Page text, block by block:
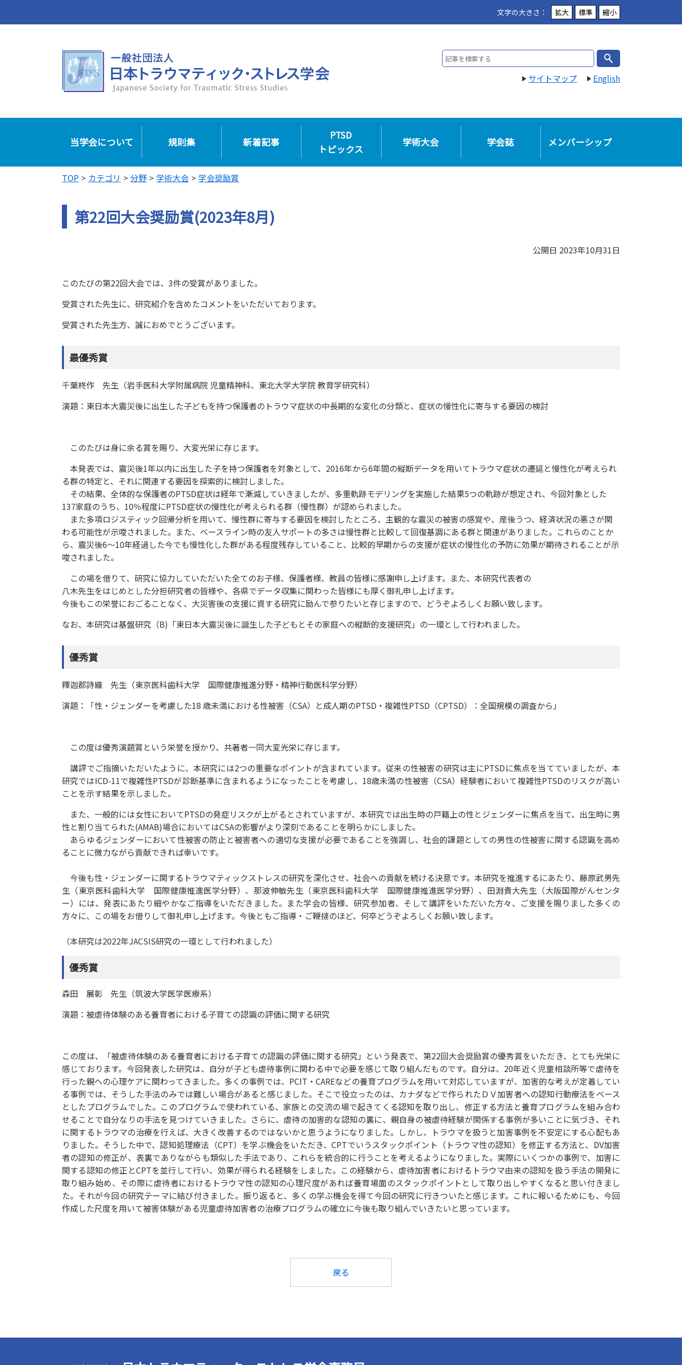
本文へ
文字の大きさ 拡大 標準 縮小
サイトマップ English
当学会について 規則集 新着記事
PTSD
トピックス
学術大会 学会誌 メンバーシップ
TOP カテゴリ 分野 学術大会 学会奨励賞
第22回大会奨励賞(2023年8月)
公開日 2023年10月31日
このたびの第22回大会では、3件の受賞がありました。
受賞された先生に、研究紹介を含めたコメントをいただいております。
受賞された先生方、誠におめでとうございます。
最優秀賞
千葉柊作 先生（岩手医科大学附属病院 児童精神科、東北大学大学院 教育学研究科）
演題：東日本大震災後に出生した子どもを持つ保護者のトラウマ症状の中長期的な変化の分類と、症状の慢性化に寄与する要因の検討
このたびは身に余る賞を賜り、大変光栄に存じます。
本発表では、震災後1年以内に出生した子を持つ保護者を対象として、2016年から6年間の縦断データを用いてトラウマ症状の遷延と慢性化が考えられ
る群の特定と、それに関連する要因を探索的に検討しました。
その結果、全体的な保護者のPTSD症状は経年で漸減していきましたが、多重軌跡モデリングを実施した結果5つの軌跡が想定され、今回対象とした
137家庭のうち、10％程度にPTSD症状の慢性化が考えられる群（慢性群）が認められました。
また多項ロジスティック回帰分析を用いて、慢性群に寄与する要因を検討したところ、主観的な震災の被害の感覚や、産後うつ、経済状況の悪さが関
わる可能性が示唆されました。また、ベースライン時の友人サポートの多さは慢性群と比較して回復基調にある群と関連がありました。これらのことか
ら、震災後6～10年経過した今でも慢性化した群がある程度残存していること、比較的早期からの支援が症状の慢性化の予防に効果が期待されることが示
唆されました。
この場を借りて、研究に協力していただいた全てのお子様、保護者様、教員の皆様に感謝申し上げます。また、本研究代表者の
八木先生をはじめとした分担研究者の皆様や、各県でデータ収集に関わった皆様にも厚く御礼申し上げます。
今後もこの栄誉におごることなく、大災害後の支援に資する研究に励んで参りたいと存じますので、どうぞよろしくお願い致します。
なお、本研究は基盤研究（B)「東日本大震災後に誕生した子どもとその家庭への縦断的支援研究」の一環として行われました。
優秀賞
釋迦郡詩織 先生（東京医科歯科大学 国際健康推進分野・精神行動医科学分野）
演題：「性・ジェンダーを考慮した18 歳未満における性被害（CSA）と成人期のPTSD・複雑性PTSD（CPTSD）：全国規模の調査から」
この度は優秀演題賞という栄誉を授かり、共著者一同大変光栄に存じます。
講評でご指摘いただいたように、本研究には2つの重要なポイントが含まれています。従来の性被害の研究は主にPTSDに焦点を当てていましたが、本
研究ではICD-11で複雑性PTSDが診断基準に含まれるようになったことを考慮し、 18歳未満の性被害（CSA）経験者において複雑性PTSDのリスクが高い
ことを示す結果を示しました。
また、一般的には女性においてPTSDの発症リスクが上がるとされていますが、本研究では出生時の戸籍上の性とジェンダーに焦点を当て、出生時に男
性と割り当てられた(AMAB)場合においてはCSAの影響がより深刻であることを明らかにしました。
あらゆるジェンダーにおいて性被害の防止と被害者への適切な支援が必要であることを強調し、社会的課題としての男性の性被害に関する認識を高め
ることに微力ながら貢献できれば幸いです。
今後も性・ジェンダーに関するトラウマティックストレスの研究を深化させ、社会への貢献を続ける決意です。 本研究を推進するにあたり、藤原武男先
生（東京医科歯科大学 国際健康推進医学分野）、那波伸敏先生（東京医科歯科大学 国際健康推進医学分野） 、田淵貴大先生（大阪国際がんセンタ
ー）には、発表にあたり細やかなご指導をいただきました。また学会の皆様、研究参加者、そして講評をいただいた方々、 ご支援を賜りました多くの
方々に、この場をお借りして御礼申し上げます。今後ともご指導・ご鞭撻のほど、何卒どうぞよろしくお願い致します。
（本研究は2022年JACSIS研究の一環として行われました）
優秀賞
森田 展彰 先生（筑波大学医学医療系）
演題：被虐待体験のある養育者における子育ての認識の評価に関する研究
この度は、「被虐待体験のある養育者における子育ての認識の評価に関する研究」という発表で、第22回大会奨励賞の優秀賞をいただき、とても光栄に
感じております。今回発表した研究は、自分が子ども虐待事例に関わる中で必要を感じて取り組んだものです。自分は、20年近く児童相談所等で虐待を
行った親への心理ケアに関わってきました。多くの事例では、PCIT・CAREなどの養育プログラムを用いて対応していますが、加害的な考えが定着してい
る事例では、そうした手法のみでは難しい場合があると感じました。そこで役立ったのは、カナダなどで作られたＤＶ加害者への認知行動療法をベース
としたプログラムでした。このプログラムで使われている、家族との交流の場で起きてくる認知を取り出し、修正する方法と養育プログラムを組み合わ
せることで自分なりの手法を見つけていきました。さらに、虐待の加害的な認知の裏に、親自身の被虐待経験が関係する事例が多いことに気づき、それ
に関するトラウマの治療を行えば、大きく改善するのではないかと思うようになりました。しかし、トラウマを扱うと加害事例を不安定にする心配もあ
りました。そうした中で、認知処理療法（CPT）を学ぶ機会をいただき、CPTでいうスタックポイント（トラウマ性の認知）を修正する方法と、DV加害
者の認知の修正が、表裏でありながらも類似した手法であり、これらを統合的に行うことを考えるようになりました。実際にいくつかの事例で、加害に
関する認知の修正とCPTを並行して行い、効果が得られる経験をしました。この経験から、虐待加害者におけるトラウマ由来の認知を扱う手法の開発に
取り組み始め、その際に虐待者におけるトラウマ性の認知の心理尺度があれば養育場面のスタックポイントとして取り出しやすくなると思い付きまし
た。それが今回の研究テーマに結び付きました。振り返ると、多くの学ぶ機会を得て今回の研究に行きついたと感じます。これに報いるためにも、今回
作成した尺度を用いて被害体験がある児童虐待加害者の治療プログラムの確立に今後も取り組んでいきたいと思っています。
戻る